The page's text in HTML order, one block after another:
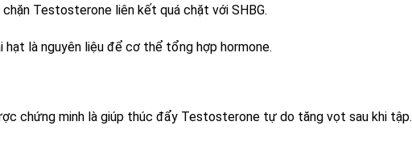
chặn Testosterone liên kết quá chặt với SHBG.
là nguyên liệu để cơ thể tổng hợp hormone.
chứng minh là giúp thúc đẩy Testosterone tự do tăng vọt sau khi tập.